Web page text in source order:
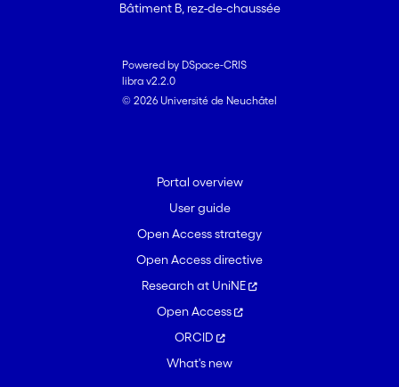
Bâtiment B, rez-de-chaussée
Powered by DSpace-CRIS
libra v2.2.0
© 2026 Université de Neuchâtel
Portal overview
User guide
Open Access strategy
Open Access directive
Research at UniNE
Open Access
ORCID
What's new